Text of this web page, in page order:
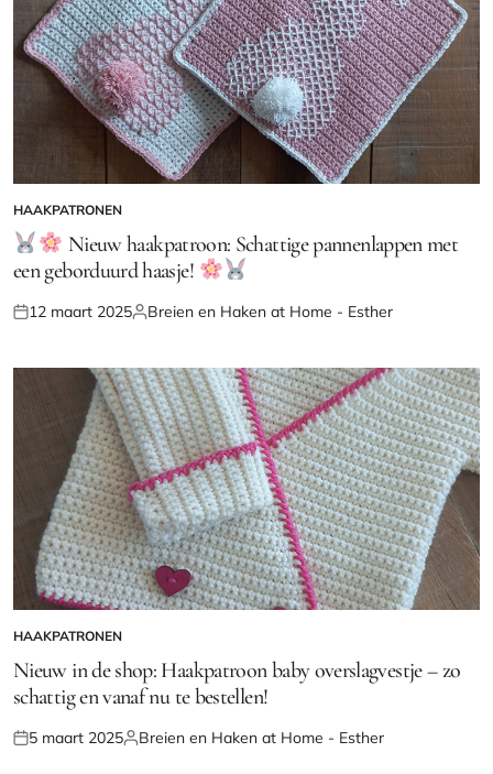
GEPLAATST
IN
HAAKPATRONEN
Nieuw haakpatroon: Schattige pannenlappen met
een geborduurd haasje!
Geplaatst
12 maart 2025Geplaatst
Breien en Haken at Home - Esther
GEPLAATST
IN
HAAKPATRONEN
Nieuw in de shop: Haakpatroon baby overslagvestje – zo
schattig en vanaf nu te bestellen!
Geplaatst
5 maart 2025Geplaatst
Breien en Haken at Home - Esther